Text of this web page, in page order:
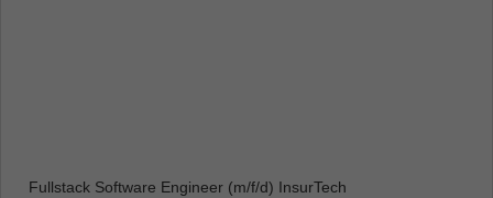
Fullstack Software Engineer (m/f/d) InsurTech